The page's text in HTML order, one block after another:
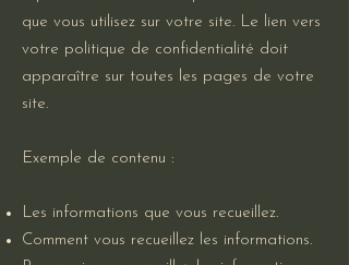
que vous utilisez sur votre site. Le lien vers
votre politique de confidentialité doit
apparaître sur toutes les pages de votre
site.
Exemple de contenu :
Les informations que vous recueillez.
Comment vous recueillez les informations.